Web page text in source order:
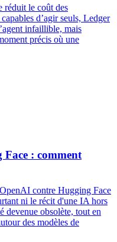
réduit le coût des
d’agir seuls, Ledger
infaillible, mais
précis où une
: comment
contre Hugging Face
ni le récit d'une IA hors
devenue obsolète, tout en
des modèles de